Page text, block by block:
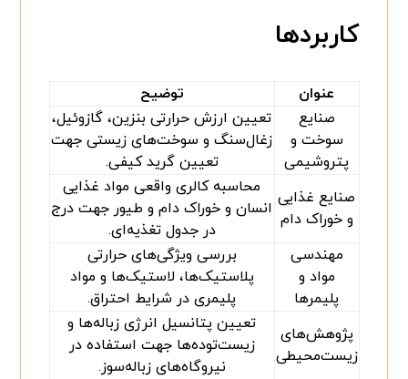
کاربردها
عنوان
توضیح
صنایع
سوخت و
پتروشیمی
تعیین ارزش حرارتی بنزین، گازوئیل،
زغال‌سنگ و سوخت‌های زیستی جهت
تعیین گرید کیفی.
صنایع غذایی
و خوراک دام
محاسبه کالری واقعی مواد غذایی
انسان و خوراک دام و طیور جهت درج
در جدول تغذیه‌ای.
مهندسی
مواد و
پلیمرها
بررسی ویژگی‌های حرارتی
پلاستیک‌ها، لاستیک‌ها و مواد
پلیمری در شرایط احتراق.
پژوهش‌های
زیست‌محیطی
تعیین پتانسیل انرژی زباله‌ها و
زیست‌توده‌ها جهت استفاده در
نیروگاه‌های زباله‌سوز.